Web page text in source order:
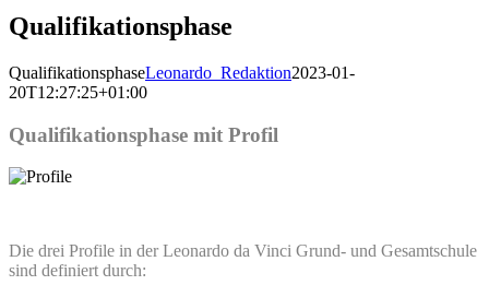
Qualifikationsphase
QualifikationsphaseLeonardo_Redaktion2023-01-
20T12:27:25+01:00
Qualifikationsphase mit Profil
Die drei Profile in der Leonardo da Vinci Grund- und Gesamtschule
sind definiert durch: